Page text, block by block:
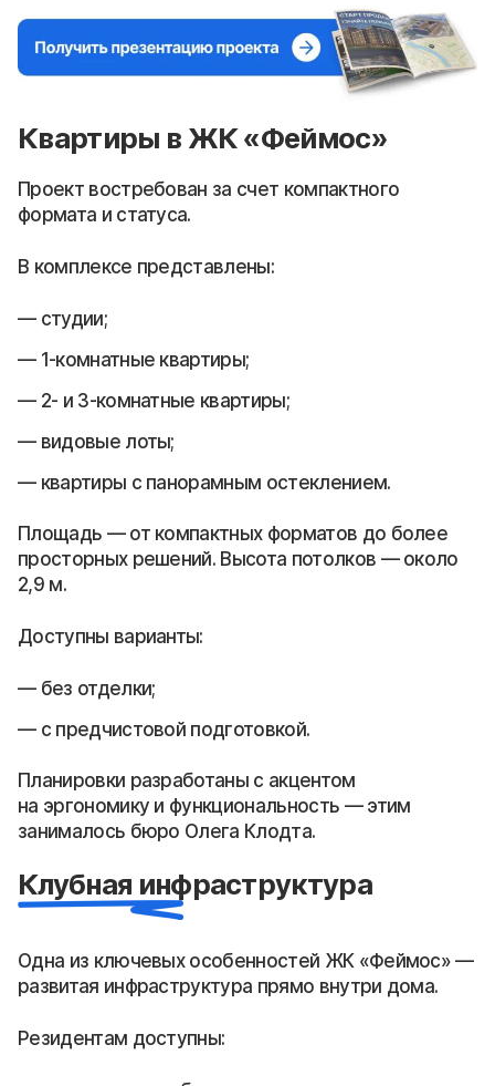
Квартиры в ЖК «Феймос»
Проект востребован за счет компактного
формата и статуса.
В комплексе представлены:
студии;
1-комнатные квартиры;
2- и 3-комнатные квартиры;
видовые лоты;
квартиры с панорамным остеклением.
Площадь — от компактных форматов до более
просторных решений. Высота потолков — около
2,9 м.
Доступны варианты:
без отделки;
с предчистовой подготовкой.
Планировки разработаны с акцентом
на эргономику и функциональность — этим
занималось бюро Олега Клодта.
Клубная инфраструктура
Одна из ключевых особенностей ЖК «Феймос» —
развитая инфраструктура прямо внутри дома.
Резидентам доступны: